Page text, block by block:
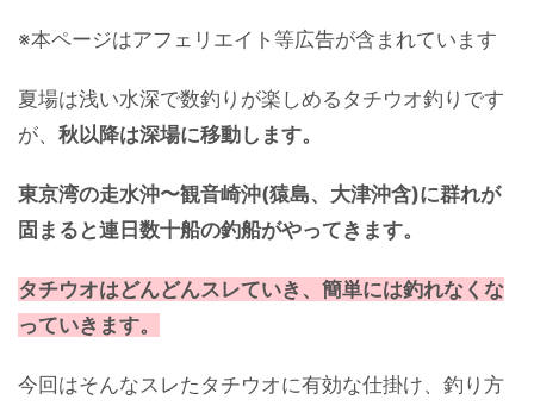
※本ページはアフェリエイト等広告が含まれています
夏場は浅い水深で数釣りが楽しめるタチウオ釣りです
が、 秋以降は深場に移動します。
東京湾の走水沖〜観音崎沖(猿島、大津沖含)に群れが
固まると連日数十船の釣船がやってきます。
タチウオはどんどんスレていき、簡単には釣れなくな
っていきます。
今回はそんなスレたタチウオに有効な仕掛け、釣り方